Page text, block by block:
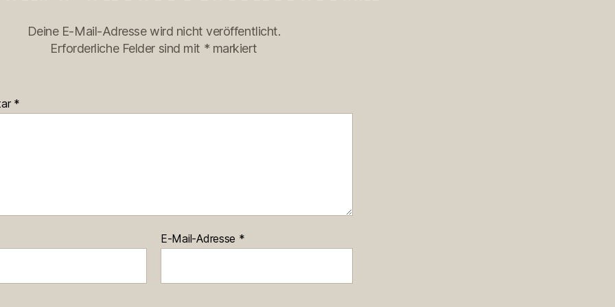
Deine E-Mail-Adresse wird nicht veröffentlicht.
Erforderliche Felder sind mit * markiert
*
E-Mail-Adresse *